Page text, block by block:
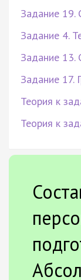
Задание 19.
Задание 4.
Задание 13.
Задание 17.
Теория к
Теория к